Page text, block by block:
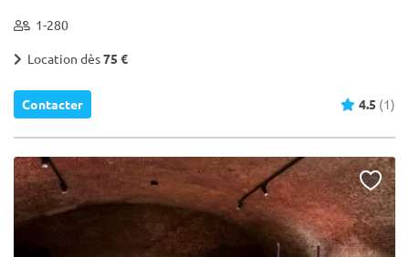
1-280
Location dès75 €
Contacter 4.5 (1)